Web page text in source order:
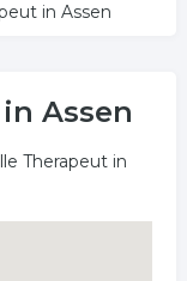
in Assen
Assen
Therapeut in